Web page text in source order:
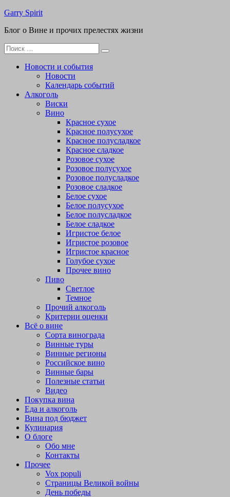
Перейти
содержимому
Garry Spirit
Блог о Вине и прочих прелестях жизни
Поиск
для:
Новости и события
Новости
Календарь событий
Алкоголь
Виски
Вино
Красное сухое
Красное полусухое
Красное полусладкое
Красное сладкое
Розовое сухое
Розовое полусухое
Розовое полусладкое
Розовое сладкое
Белое сухое
Белое полусухое
Белое полусладкое
Белое сладкое
Игристое белое
Игристое розовое
Игристое красное
Голубое сухое
Прочее вино
Пиво
Светлое
Темное
Прочий алкоголь
Критерии оценки
Всё о вине
Сорта винограда
Винные туры
Винные регионы
Российское вино
Винные бары
Полезные статьи
Видео
Покупка вина
Еда и алкоголь
Вина под бюджет
Кулинария
О блоге
Обо мне
Контакты
Прочее
Vox populi
Страницы Великой войны
День победы